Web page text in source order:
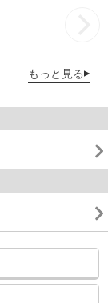
もっと見る